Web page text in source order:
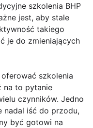
szkolenia BHP
jest, aby stale
takiego
je do zmieniających
szkolenia
na to pytanie
czynników. Jedno
nadal iść do przodu,
być gotowi na